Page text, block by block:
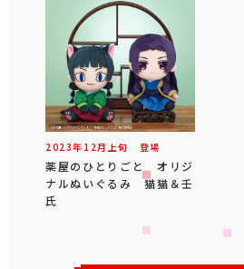
2023年 12 月 上旬 登場
薬屋のひとりごと オリジ
ナルぬいぐるみ 猫猫＆壬
氏